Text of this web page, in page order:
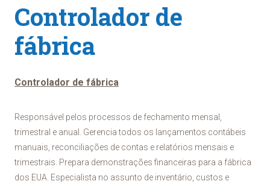
Controlador de
fábrica
Controlador de fábrica
Responsável pelos processos de fechamento mensal,
trimestral e anual. Gerencia todos os lançamentos contábeis
manuais, reconciliações de contas e relatórios mensais e
trimestrais. Prepara demonstrações financeiras para a fábrica
dos EUA. Especialista no assunto de inventário, custos e